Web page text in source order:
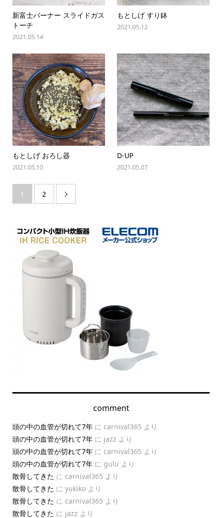
新富士バーナー スライドガス
トーチ
2021.05.14
もとしげ すり鉢
2021.05.12
もとしげ おろし器
2021.05.10
D-UP
2021.05.07
1 2 
comment
頭の中の血管が切れて7年に carnival365 より
頭の中の血管が切れて7年に jazz より
頭の中の血管が切れて7年に carnival365 より
頭の中の血管が切れて7年に gulu より
散骨してきた に carnival365 より
散骨してきた に yukikoより
散骨してきた に carnival365 より
散骨してきた に jazz より